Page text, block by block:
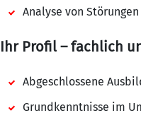
Analyse von
Ihr Profil – fachlich
Abgeschlossene
Grundkenntnisse im